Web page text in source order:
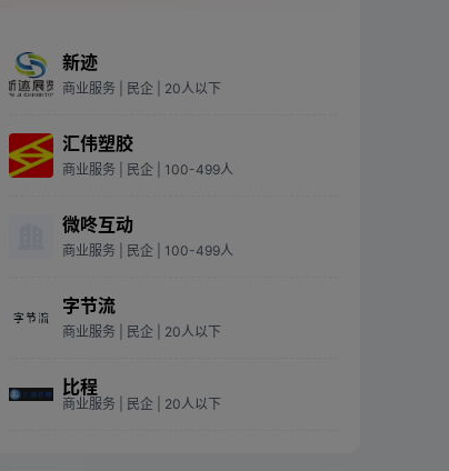
新迹
商业服务 | 民企 | 20人以下
汇伟塑胶
商业服务 | 民企 | 100-499人
微咚互动
商业服务 | 民企 | 100-499人
字节流
商业服务 | 民企 | 20人以下
比程
商业服务 | 民企 | 20人以下